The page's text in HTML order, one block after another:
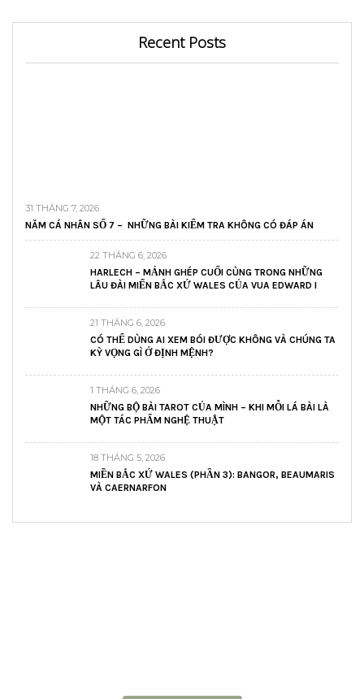
Recent Posts
31 THÁNG 7, 2026
NĂM CÁ NHÂN SỐ 7 – NHỮNG BÀI KIỂM TRA KHÔNG CÓ ĐÁP ÁN
22 THÁNG 6, 2026
HARLECH – MẢNH GHÉP CUỐI CÙNG TRONG NHỮNG
LÂU ĐÀI MIẾN BẮC XỨ WALES CỦA VUA EDWARD I
21 THÁNG 6, 2026
CÓ THỂ DÙNG AI XEM BÓI ĐƯỢC KHÔNG VÀ CHÚNG TA
KỲ VỌNG GÌ Ở ĐỊNH MỆNH?
1 THÁNG 6, 2026
NHỮNG BỘ BÀI TAROT CỦA MÌNH – KHI MỖI LÁ BÀI LÀ
MỘT TÁC PHẨM NGHỆ THUẬT
18 THÁNG 5, 2026
MIỀN BẮC XỨ WALES (PHẦN 3): BANGOR, BEAUMARIS
VÀ CAERNARFON